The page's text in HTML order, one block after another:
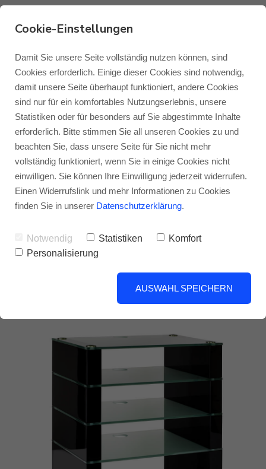
Monitor Audio
Monitor Audio Custom Install
Roksan
Blok
Blog Monitor Audio
Blog Roksan
Blog Blok
Blok STAX 960
Das ultimative HiFi-Rack- Das Blok STAX
960 ist die größte Version aus dem STAX-
Sortiment. Mit einer Höhe von 960
Millimetern steht Platz für maximal sechs
Geräte bereit und es lassen sich somit auch
ausgewachsene
unterbringen. Und natürlich haben Sie die
Farbausführungen und zwei
unterschiedlichen Glasvarianten.
Cookie-Einstellungen
Damit Sie unsere Seite vollständig nutzen können, sind
Cookies erforderlich. Einige dieser Cookies sind notwendig,
damit unsere Seite überhaupt funktioniert, andere Cookies
sind nur für ein komfortables Nutzungserlebnis, unsere
Statistiken oder für besonders auf Sie abgestimmte Inhalte
erforderlich. Bitte stimmen Sie all unseren Cookies zu und
beachten Sie, dass unsere Seite für Sie nicht mehr
vollständig funktioniert, wenn Sie in einige Cookies nicht
einwilligen. Sie können Ihre Einwilligung jederzeit widerrufen.
Einen Widerrufslink und mehr Informationen zu Cookies
finden Sie in unserer Datenschutzerklärung.
Notwendig Statistiken
Komfort
Personalisierung
AUSWAHL SPEICHERN